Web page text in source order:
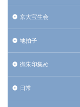
京大宝生会
地拍子
御朱印集め
日常